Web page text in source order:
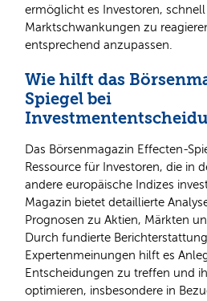
ermöglicht es Investoren,
Marktschwankungen zu
entsprechend anzupassen.
Wie hilft das
Spiegel bei
Das Börsenmagazin Effecten-
Ressource für Investoren, die in
andere europäische Indizes
Magazin bietet detaillierte
Prognosen zu Aktien, Märkten
Durch fundierte
Expertenmeinungen hilft es
Entscheidungen zu treffen und
optimieren, insbesondere in